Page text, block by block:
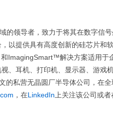
的领导者，致力于将其在数字信
以提供具有高度创新的硅芯片和
ImagingSmart™解决方案适用于
、耳机、打印机、显示器、游戏
的私营无晶圆厂半导体公司，在
，在LinkedIn 上关注该公司或者